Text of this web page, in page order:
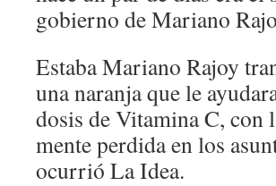
gobierno de Mariano
Estaba Mariano Rajoy
una naranja que le
dosis de Vitamina C, con
mente perdida en los
ocurrió La Idea.